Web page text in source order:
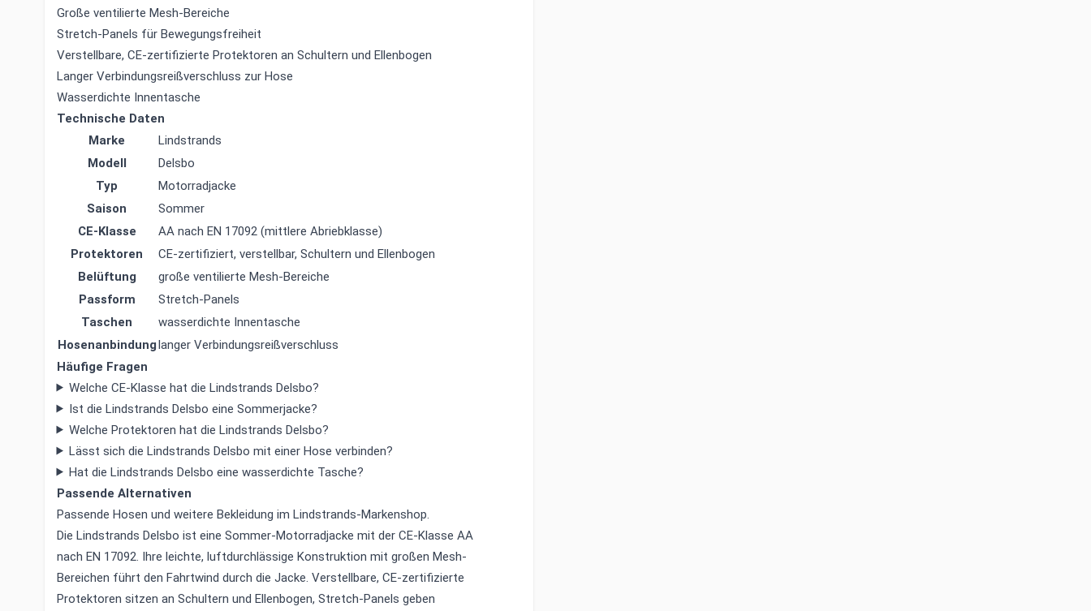
Große ventilierte Mesh-Bereiche
Stretch-Panels für Bewegungsfreiheit
Verstellbare, CE-zertifizierte Protektoren an Schultern und Ellenbogen
Langer Verbindungsreißverschluss zur Hose
Wasserdichte Innentasche
Technische Daten
Marke
Lindstrands
Modell
Delsbo
Typ
Motorradjacke
Saison
Sommer
CE-Klasse
AA nach EN 17092 (mittlere Abriebklasse)
Protektoren
CE-zertifiziert, verstellbar, Schultern und Ellenbogen
Belüftung
große ventilierte Mesh-Bereiche
Passform
Stretch-Panels
Taschen
wasserdichte Innentasche
Hosenanbindunglanger Verbindungsreißverschluss
Häufige Fragen
Welche CE-Klasse hat die Lindstrands Delsbo?
Ist die Lindstrands Delsbo eine Sommerjacke?
Welche Protektoren hat die Lindstrands Delsbo?
Lässt sich die Lindstrands Delsbo mit einer Hose verbinden?
Hat die Lindstrands Delsbo eine wasserdichte Tasche?
Passende Alternativen
Passende Hosen und weitere Bekleidung im Lindstrands-Markenshop
Die Lindstrands Delsbo ist eine Sommer-Motorradjacke mit der CE-Klasse AA
nach EN 17092. Ihre leichte, luftdurchlässige Konstruktion mit großen Mesh-
Bereichen führt den Fahrtwind durch die Jacke. Verstellbare, CE-zertifizierte
Protektoren sitzen an Schultern und Ellenbogen, Stretch-Panels geben